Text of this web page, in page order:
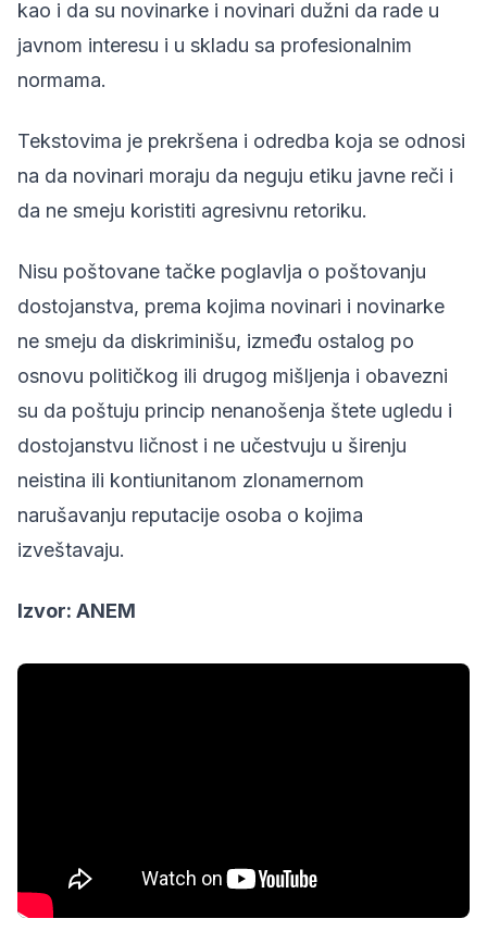
kao i da su novinarke i novinari dužni da rade u
javnom interesu i u skladu sa profesionalnim
normama.
Tekstovima je prekršena i odredba koja se odnosi
na da novinari moraju da neguju etiku javne reči i
da ne smeju koristiti agresivnu retoriku.
Nisu poštovane tačke poglavlja o poštovanju
dostojanstva, prema kojima novinari i novinarke
ne smeju da diskriminišu, između ostalog po
osnovu političkog ili drugog mišljenja i obavezni
su da poštuju princip nenanošenja štete ugledu i
dostojanstvu ličnost i ne učestvuju u širenju
neistina ili kontiunitanom zlonamernom
narušavanju reputacije osoba o kojima
izveštavaju.
Izvor: ANEM